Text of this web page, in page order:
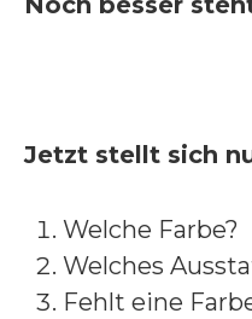
Jetzt stellt sich
Welche Farbe?
Welches
Fehlt eine